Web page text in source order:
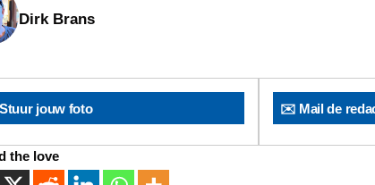
Dirk Brans
jouw foto ✉️ Mail de
the love